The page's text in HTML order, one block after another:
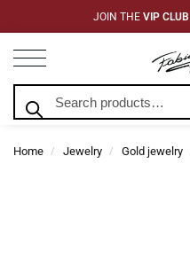
JOIN THE VIP CLUB
Home / Jewelry / Gold jewelry